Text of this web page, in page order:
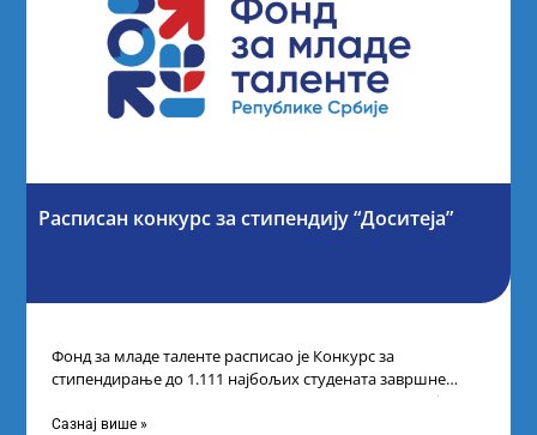
Расписан конкурс за стипендију “Доситеја”
Фонд за младе таленте расписао је Конкурс за
стипендирање до 1.111 најбољих студената завршне
године основних и интегрисаних академских студија
Сазнај више »